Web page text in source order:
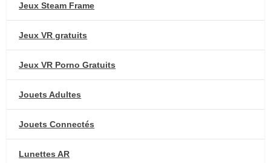
Jeux Steam Frame
Jeux VR gratuits
Jeux VR Porno Gratuits
Jouets Adultes
Jouets Connectés
Lunettes AR